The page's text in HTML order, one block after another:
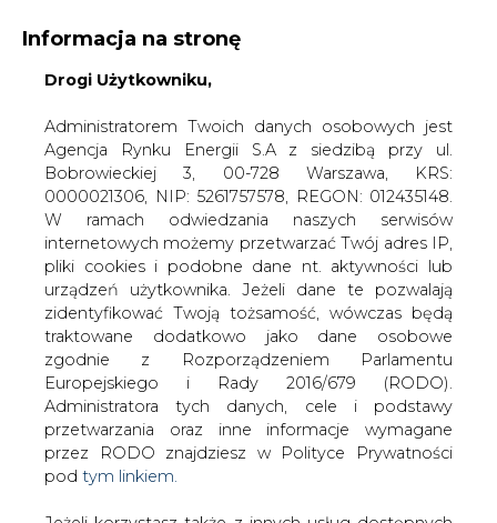
KONTAKT:
WYDAWCA PORTALU:
WYSOKI KONTRAST A A
ZALOGUJ SIĘ
WŁĄCZ CIRE.TV
Informacja na stronę
Drogi Użytkowniku,
Administratorem Twoich danych osobowych jest
Agencja Rynku Energii S.A z siedzibą przy ul.
Bobrowieckiej 3, 00-728 Warszawa, KRS:
0000021306, NIP: 5261757578, REGON: 012435148.
W ramach odwiedzania naszych serwisów
internetowych możemy przetwarzać Twój adres IP,
pliki cookies i podobne dane nt. aktywności lub
urządzeń użytkownika. Jeżeli dane te pozwalają
zidentyfikować Twoją tożsamość, wówczas będą
traktowane dodatkowo jako dane osobowe
zgodnie z Rozporządzeniem Parlamentu
Europejskiego i Rady 2016/679 (RODO).
Administratora tych danych, cele i podstawy
przetwarzania oraz inne informacje wymagane
przez RODO znajdziesz w Polityce Prywatności
pod tym linkiem.